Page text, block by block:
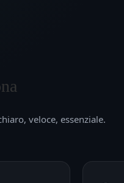
veloce, essenziale.